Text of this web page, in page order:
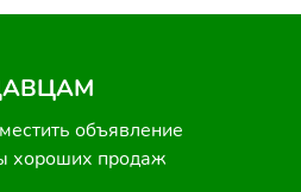
объявление
хороших продаж